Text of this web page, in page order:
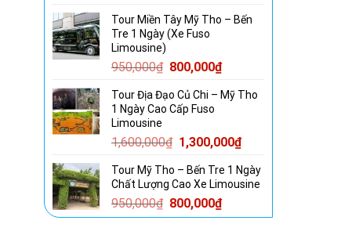
là:
1,750,000₫.
tại
Tour Miền Tây Mỹ Tho – Bến
Tre 1 Ngày (Xe Fuso
Limousine)
950,000₫ Giá
là:
950,000₫.
800,000₫Giá
tại
Tour Địa Đạo Củ Chi – Mỹ Tho
1 Ngày Cao Cấp Fuso
Limousine
1,600,000₫ Giá
là:
1,600,000₫.
1,300,000₫Giá
tại
là:
Tour Mỹ Tho – Bến Tre 1 Ngày
Chất Lượng Cao Xe Limousine
950,000₫ Giá
gốc
800,000₫Giá
hiện